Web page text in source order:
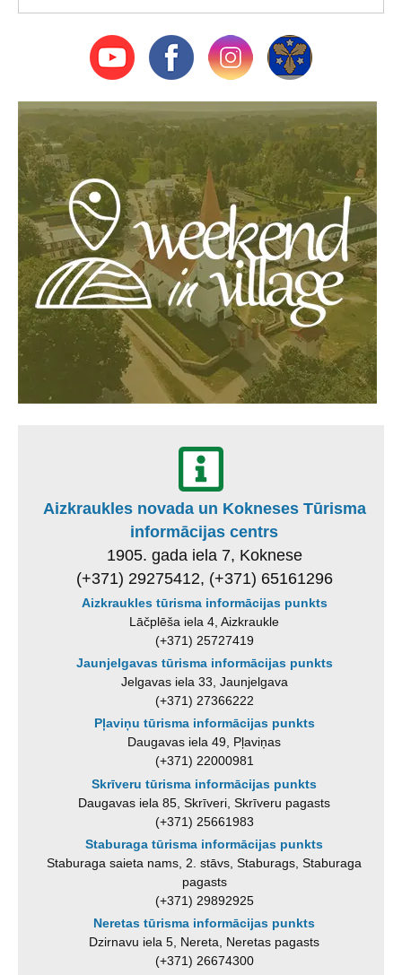
Aizkraukles novada un Kokneses Tūrisma
informācijas centrs
1905. gada iela 7, Koknese
(+371) 29275412, (+371) 65161296
Aizkraukles tūrisma informācijas punkts
Lāčplēša iela 4, Aizkraukle
(+371) 25727419
Jaunjelgavas tūrisma informācijas punkts
Jelgavas iela 33, Jaunjelgava
(+371) 27366222
Pļaviņu tūrisma informācijas punkts
Daugavas iela 49, Pļaviņas
(+371) 22000981
Skrīveru tūrisma informācijas punkts
Daugavas iela 85, Skrīveri, Skrīveru pagasts
(+371) 25661983
Staburaga tūrisma informācijas punkts
Staburaga saieta nams, 2. stāvs, Staburags, Staburaga
pagasts
(+371) 29892925
Neretas tūrisma informācijas punkts
Dzirnavu iela 5, Nereta, Neretas pagasts
(+371) 26674300